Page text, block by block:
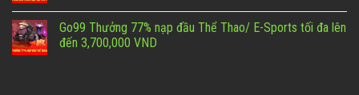
Go99 Thưởng 77% nạp đầu Thể Thao/ E-Sports tối đa lên
đến 3,700,000 VND